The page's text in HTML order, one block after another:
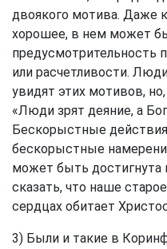
двоякого мотива. Даже
хорошее, в нем может
предусмотрительность
или расчетливости.
увидят этих мотивов,
«Люди зрят деяние, а
Бескорыстные
бескорыстные
может быть
сказать, что наше
сердцах обитает
3) Были и такие в